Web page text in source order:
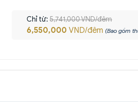
Chỉ từ:5,741,000 VND/đêm
6,550,000VND/đêm (Bao gồm